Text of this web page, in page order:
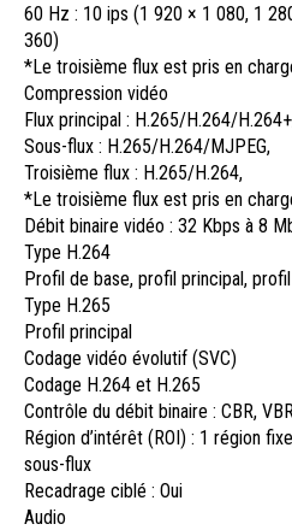
60 Hz : 10 ips (1 920 × 1 080, 1
360)
*Le troisième flux est pris en
Compression vidéo
Flux principal : H.265/H.264/
Sous-flux : H.265/H.264/MJPEG,
Troisième flux : H.265/H.264,
*Le troisième flux est pris en
Débit binaire vidéo : 32 Kbps à 8
Type H.264
Profil de base, profil principal,
Type H.265
Profil principal
Codage vidéo évolutif (SVC)
Codage H.264 et H.265
Contrôle du débit binaire : CBR,
Région d’intérêt (ROI) : 1 région
sous-flux
Recadrage ciblé : Oui
Audio